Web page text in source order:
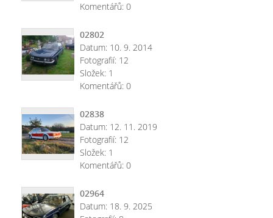
Komentářů: 0
02802
Datum: 10. 9. 2014
Fotografií: 12
Složek: 1
Komentářů: 0
02838
Datum: 12. 11. 2019
Fotografií: 12
Složek: 1
Komentářů: 0
02964
Datum: 18. 9. 2025